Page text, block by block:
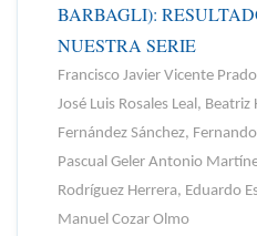
BARBAGLI):
NUESTRA SERIE
Francisco Javier Vicente
José Luis Rosales Leal,
Fernández Sánchez,
Pascual Geler Antonio
Rodríguez Herrera, Eduardo
Manuel Cozar Olmo